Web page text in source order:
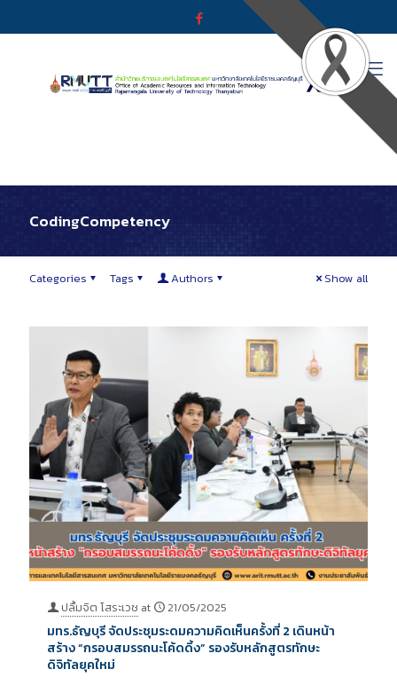
CodingCompetency
Categories Tags Authors Show all
ปลื้มจิต โสระเวช at 21/05/2025
มทร.ธัญบุรี จัดประชุมระดมความคิดเห็นครั้งที่ 2 เดินหน้า
สร้าง “กรอบสมรรถนะโค้ดดิ้ง” รองรับหลักสูตรทักษะ
ดิจิทัลยุคใหม่